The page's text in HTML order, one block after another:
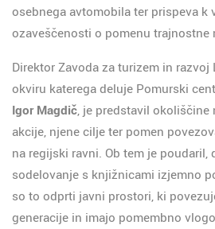
osebnega avtomobila ter prispeva k
ozaveščenosti o pomenu trajnostne
Direktor Zavoda za turizem in razvoj
okviru katerega deluje Pomurski
Igor Magdič, je predstavil okoliščine
akcije, njene cilje ter pomen
na regijski ravni. Ob tem je poudaril,
sodelovanje s knjižnicami izjemno
so to odprti javni prostori, ki
generacije in imajo pomembno